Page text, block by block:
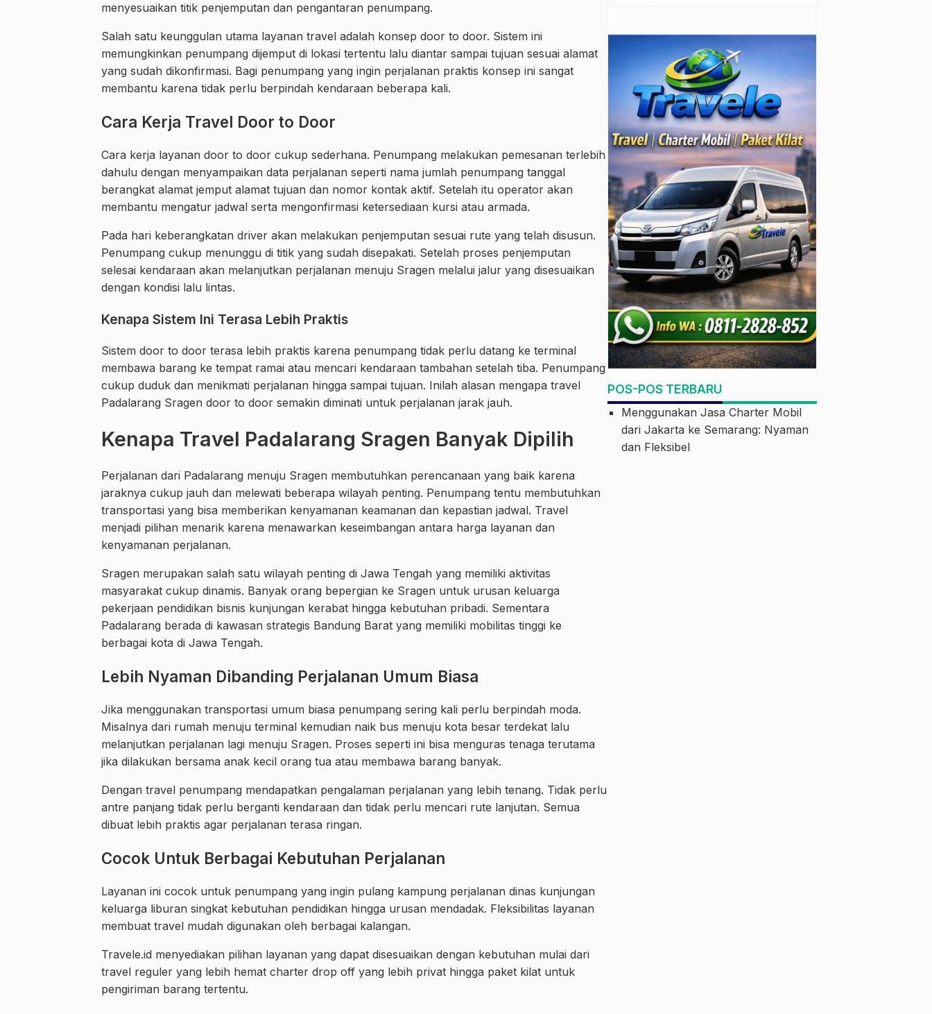
menyesuaikan titik penjemputan dan pengantaran penumpang.
Salah satu keunggulan utama layanan travel adalah konsep door to door. Sistem ini
memungkinkan penumpang dijemput di lokasi tertentu lalu diantar sampai tujuan sesuai alamat
yang sudah dikonfirmasi. Bagi penumpang yang ingin perjalanan praktis konsep ini sangat
membantu karena tidak perlu berpindah kendaraan beberapa kali.
Cara Kerja Travel Door to Door
Cara kerja layanan door to door cukup sederhana. Penumpang melakukan pemesanan terlebih
dahulu dengan menyampaikan data perjalanan seperti nama jumlah penumpang tanggal
berangkat alamat jemput alamat tujuan dan nomor kontak aktif. Setelah itu operator akan
membantu mengatur jadwal serta mengonfirmasi ketersediaan kursi atau armada.
Pada hari keberangkatan driver akan melakukan penjemputan sesuai rute yang telah disusun.
Penumpang cukup menunggu di titik yang sudah disepakati. Setelah proses penjemputan
selesai kendaraan akan melanjutkan perjalanan menuju Sragen melalui jalur yang disesuaikan
dengan kondisi lalu lintas.
Kenapa Sistem Ini Terasa Lebih Praktis
Sistem door to door terasa lebih praktis karena penumpang tidak perlu datang ke terminal
membawa barang ke tempat ramai atau mencari kendaraan tambahan setelah tiba. Penumpang
cukup duduk dan menikmati perjalanan hingga sampai tujuan. Inilah alasan mengapa travel
Padalarang Sragen door to door semakin diminati untuk perjalanan jarak jauh.
Kenapa Travel Padalarang Sragen Banyak Dipilih
Perjalanan dari Padalarang menuju Sragen membutuhkan perencanaan yang baik karena
jaraknya cukup jauh dan melewati beberapa wilayah penting. Penumpang tentu membutuhkan
transportasi yang bisa memberikan kenyamanan keamanan dan kepastian jadwal. Travel
menjadi pilihan menarik karena menawarkan keseimbangan antara harga layanan dan
kenyamanan perjalanan.
Sragen merupakan salah satu wilayah penting di Jawa Tengah yang memiliki aktivitas
masyarakat cukup dinamis. Banyak orang bepergian ke Sragen untuk urusan keluarga
pekerjaan pendidikan bisnis kunjungan kerabat hingga kebutuhan pribadi. Sementara
Padalarang berada di kawasan strategis Bandung Barat yang memiliki mobilitas tinggi ke
berbagai kota di Jawa Tengah.
Lebih Nyaman Dibanding Perjalanan Umum Biasa
Jika menggunakan transportasi umum biasa penumpang sering kali perlu berpindah moda.
Misalnya dari rumah menuju terminal kemudian naik bus menuju kota besar terdekat lalu
melanjutkan perjalanan lagi menuju Sragen. Proses seperti ini bisa menguras tenaga terutama
jika dilakukan bersama anak kecil orang tua atau membawa barang banyak.
Dengan travel penumpang mendapatkan pengalaman perjalanan yang lebih tenang. Tidak perlu
antre panjang tidak perlu berganti kendaraan dan tidak perlu mencari rute lanjutan. Semua
dibuat lebih praktis agar perjalanan terasa ringan.
Cocok Untuk Berbagai Kebutuhan Perjalanan
Layanan ini cocok untuk penumpang yang ingin pulang kampung perjalanan dinas kunjungan
keluarga liburan singkat kebutuhan pendidikan hingga urusan mendadak. Fleksibilitas layanan
membuat travel mudah digunakan oleh berbagai kalangan.
Travele.id menyediakan pilihan layanan yang dapat disesuaikan dengan kebutuhan mulai dari
travel reguler yang lebih hemat charter drop off yang lebih privat hingga paket kilat untuk
pengiriman barang tertentu.
POS-POS TERBARU
Menggunakan Jasa Charter Mobil
dari Jakarta ke Semarang: Nyaman
dan Fleksibel